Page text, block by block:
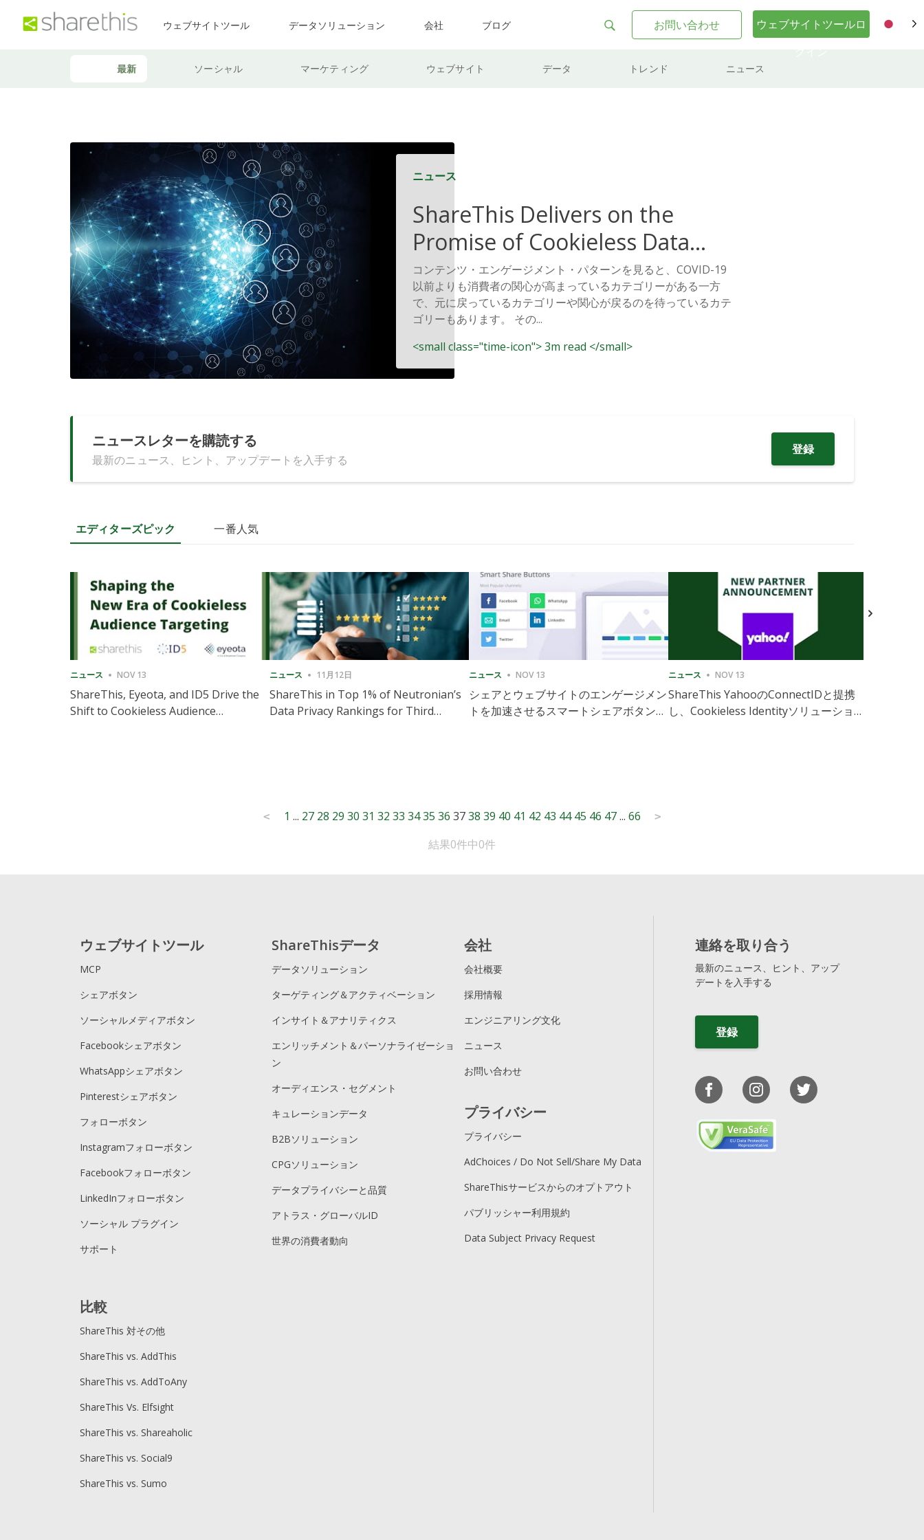
ウェブサイトツール データソリューション 会社 ブログ お問い合わせ
ウェブサイトツールロ
最新 ソーシャル マーケティング ウェブサイト データ トレンド ニュース
ニュース
ShareThis Delivers on the
Promise of Cookieless Data
Solutions
コンテンツ・エンゲージメント・パターンを見ると、COVID-19
以前よりも消費者の関心が高まっているカテゴリーがある一方
で、元に戻っているカテゴリーや関心が戻るのを待っているカテ
ゴリーもあります。 その...
<small class="time-icon"> 3m read </small>
ニュースレターを購読する
最新のニュース、ヒント、アップデートを入手する
登録
エディターズピック 一番人気
ニュース NOV 13
ShareThis, Eyeota, and ID5 Drive the
Shift to Cookieless Audience
ニュース 11月12日
ShareThis in Top 1% of Neutronian’s
Data Privacy Rankings for Third
ニュース NOV 13
シェアとウェブサイトのエンゲージメン
トを加速させるスマートシェアボタンの
ニュース NOV 13
ShareThis YahooのConnectIDと提携
し、Cookieless Identityソリューション
< 1 ... 27 28 29 30 31 32 33 34 35 36 37 38 39 40 41 42 43 44 45 46 47 ... 66 >
結果0件中0件
ウェブサイトツール
MCP
シェアボタン
ソーシャルメディアボタン
Facebookシェアボタン
WhatsAppシェアボタン
Pinterestシェアボタン
フォローボタン
Instagramフォローボタン
Facebookフォローボタン
LinkedInフォローボタン
ソーシャル プラグイン
サポート
ShareThisデータ
データソリューション
ターゲティング＆アクティベーション
インサイト＆アナリティクス
エンリッチメント＆パーソナライゼーショ
ン
オーディエンス・セグメント
キュレーションデータ
B2Bソリューション
CPGソリューション
データプライバシーと品質
アトラス・グローバルID
世界の消費者動向
会社
会社概要
採用情報
エンジニアリング文化
ニュース
お問い合わせ
プライバシー
プライバシー
AdChoices / Do Not Sell/Share My Data
ShareThisサービスからのオプトアウト
パブリッシャー利用規約
Data Subject Privacy Request
比較
ShareThis 対その他
ShareThis vs. AddThis
ShareThis vs. AddToAny
ShareThis Vs. Elfsight
ShareThis vs. Shareaholic
ShareThis vs. Social9
ShareThis vs. Sumo
連絡を取り合う
最新のニュース、ヒント、アップ
デートを入手する
登録